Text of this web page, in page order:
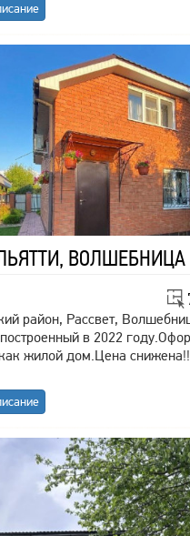
ВОЛШЕБНИЦА
район, Рассвет,
в 2022
жилой дом.Цена